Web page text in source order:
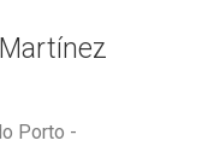
Porto -